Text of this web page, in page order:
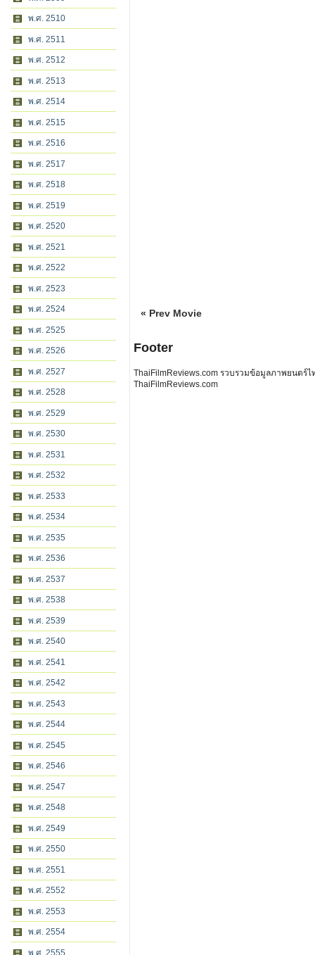
พ.ศ. 2510
พ.ศ. 2511
พ.ศ. 2512
พ.ศ. 2513
พ.ศ. 2514
พ.ศ. 2515
พ.ศ. 2516
พ.ศ. 2517
พ.ศ. 2518
พ.ศ. 2519
พ.ศ. 2520
พ.ศ. 2521
พ.ศ. 2522
พ.ศ. 2523
พ.ศ. 2524
พ.ศ. 2525
พ.ศ. 2526
พ.ศ. 2527
พ.ศ. 2528
พ.ศ. 2529
พ.ศ. 2530
พ.ศ. 2531
พ.ศ. 2532
พ.ศ. 2533
พ.ศ. 2534
พ.ศ. 2535
พ.ศ. 2536
พ.ศ. 2537
พ.ศ. 2538
พ.ศ. 2539
พ.ศ. 2540
พ.ศ. 2541
พ.ศ. 2542
พ.ศ. 2543
พ.ศ. 2544
พ.ศ. 2545
พ.ศ. 2546
พ.ศ. 2547
พ.ศ. 2548
พ.ศ. 2549
พ.ศ. 2550
พ.ศ. 2551
พ.ศ. 2552
พ.ศ. 2553
พ.ศ. 2554
พ.ศ. 2555
« Prev Movie
Footer
ThaiFilmReviews.com รวบรวมข้อมูลภาพยนตร์
ThaiFilmReviews.com